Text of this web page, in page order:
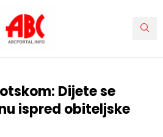
Dijete se
ispred obiteljske